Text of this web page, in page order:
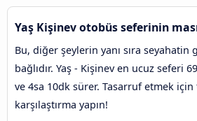
Yaş Kişinev otobüs seferinin
Bu, diğer şeylerin yanı sıra seyahatin
bağlıdır. Yaş - Kişinev en ucuz seferi
ve 4sa 10dk sürer. Tasarruf etmek
karşılaştırma yapın!